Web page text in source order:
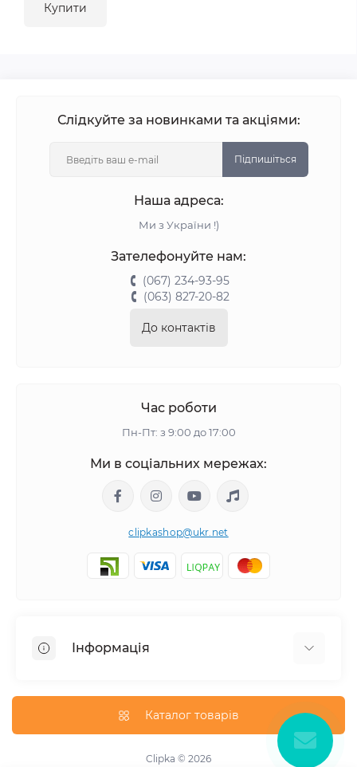
Купити
Слідкуйте за новинками та акціями:
Підпишіться
Наша адреса:
Ми з України !)
Зателефонуйте нам:
(067) 234-93-95
(063) 827-20-82
До контактів
Час роботи
Пн-Пт: з 9:00 до 17:00
Ми в соціальних мережах:
clipkashop@ukr.net
Інформація
Контакти
Каталог товарів
Clipka © 2026